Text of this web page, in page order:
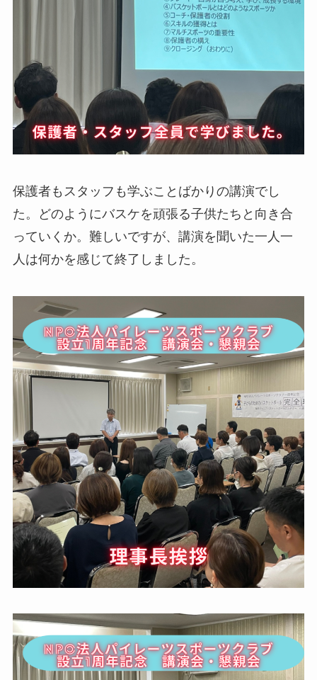
保護者もスタッフも学ぶことばかりの講演でし
た。どのようにバスケを頑張る子供たちと向き合
っていくか。難しいですが、講演を聞いた一人一
人は何かを感じて終了しました。